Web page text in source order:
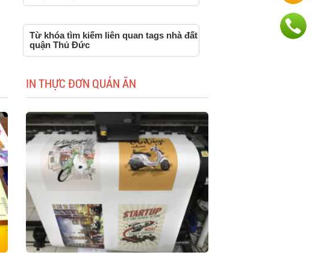
Từ khóa tìm kiếm liên quan tags nhà đất
quận Thủ Đức
IN THỰC ĐƠN QUÁN ĂN